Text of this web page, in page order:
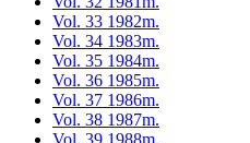
Vol. 33 1982m.
Vol. 34 1983m.
Vol. 35 1984m.
Vol. 36 1985m.
Vol. 37 1986m.
Vol. 38 1987m.